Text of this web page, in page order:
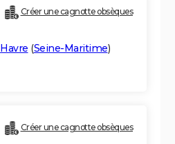
Créer une cagnotte obsèques
Havre (Seine-Maritime)
Créer une cagnotte obsèques